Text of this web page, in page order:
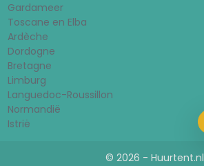
Gardameer
Toscane en Elba
Ardèche
Dordogne
Bretagne
Limburg
Languedoc-Roussillon
Normandië
Istrië
© 2026 - Huurtent.nl